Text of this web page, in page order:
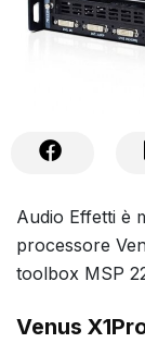
Audio Effetti è
processore
toolbox MSP
Venus